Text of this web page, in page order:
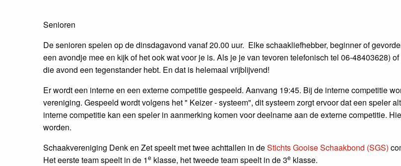
Senioren
De senioren spelen op de dinsdagavond vanaf 20.00 uur. Elke schaakliefhebber, beginner of
een avondje mee en kijk of het ook wat voor je is. Als je je van tevoren telefonisch tel 06-48403628)
die avond een tegenstander hebt. En dat is helemaal vrijblijvend!
Er wordt een interne en een externe competitie gespeeld. Aanvang 19:45. Bij de interne competitie
vereniging. Gespeeld wordt volgens het " Keizer - systeem", dit systeem zorgt ervoor dat een speler
interne competitie kan een speler in aanmerking komen voor deelname aan de externe competitie.
worden.
Schaakvereniging Denk en Zet speelt met twee achttallen in deStichts Gooise Schaakbond (SGS)
Het eerste team speelt in de 1e klasse, het tweede team speelt in de 3e klasse.